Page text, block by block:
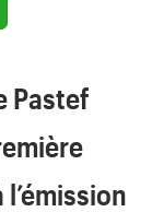
Pastef